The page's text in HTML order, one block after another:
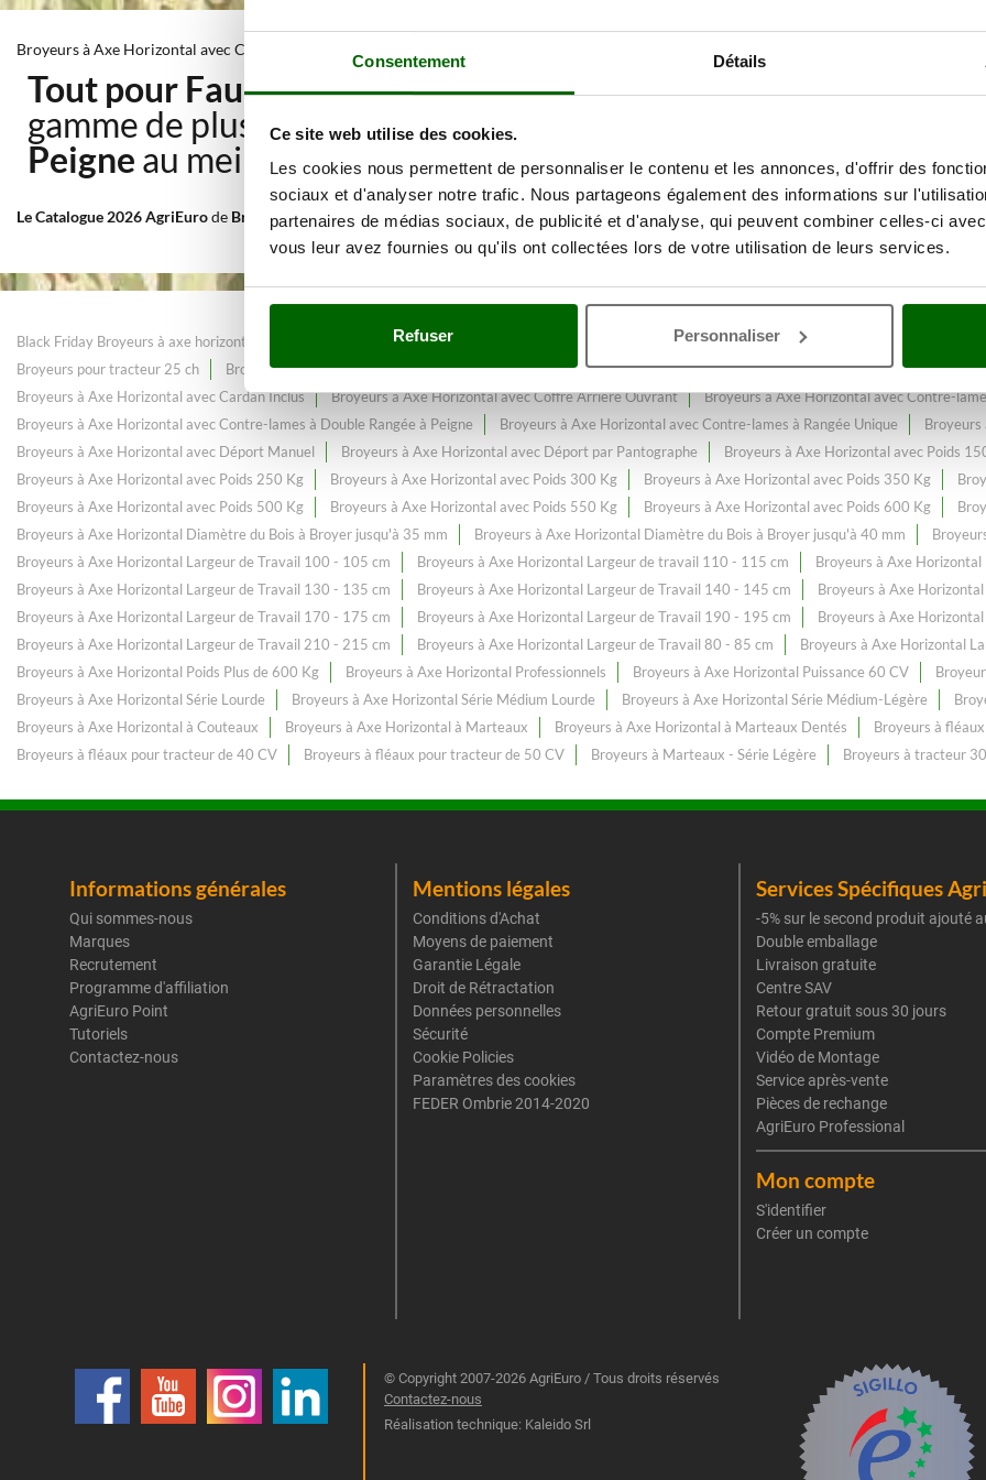
Consentement Détails
Ce site web utilise des cookies.
Les cookies nous permettent de personnaliser le contenu et les annonces, d'offrir des
sociaux et d'analyser notre trafic. Nous partageons également des informations sur
partenaires de médias sociaux, de publicité et d'analyse, qui peuvent combiner celles-ci
vous leur avez fournies ou qu'ils ont collectées lors de votre utilisation de leurs services.
Refuser Personnaliser
Broyeurs à Axe Horizontal avec Contre-lames à Double Rangée à Peigne
Tout pour Fauchage et Tonte des espaces verts – Machines
gamme de plus de 287Broyeurs à Axe Horizontal avec
Peigne au meilleur prix web.
Le Catalogue 2026 AgriEurode Broyeurs à Axe Horizontal avec Contre-lames à Double Rangée à Peigne, constamment enrichi et mis à jour.
Black Friday Broyeurs à axe horizontal Broyeur pour tracteur avec disque inter-rangs Broyeurs pour tracteur 60 ch Broyeurs légers pour petits
Broyeurs pour tracteur 25 ch
Broyeurs pour tracteur 35 ch Broyeurs pour tracteur 45 ch Broyeurs pour tracteur 70 CV Broyeurs pour
Broyeurs à Axe Horizontal avec Cardan Inclus
Broyeurs à Axe Horizontal avec Coffre Arrière Ouvrant
Broyeurs à Axe Horizontal avec Contre-
Broyeurs à Axe Horizontal avec Contre-lames à Double Rangée à Peigne
Broyeurs à Axe Horizontal avec Contre-lames à Rangée Unique
Broyeurs
Broyeurs à Axe Horizontal avec Déport Manuel
Broyeurs à Axe Horizontal avec Déport par Pantographe Broyeurs à Axe Horizontal avec Poids
Broyeurs à Axe Horizontal avec Poids 250 Kg
Broyeurs à Axe Horizontal avec Poids 300 Kg Broyeurs à Axe Horizontal avec Poids 350 Kg
Broyeurs à Axe Horizontal avec Poids 500 Kg
Broyeurs à Axe Horizontal avec Poids 550 Kg Broyeurs à Axe Horizontal avec Poids 600 Kg
Broyeurs à Axe Horizontal Diamètre du Bois à Broyer jusqu'à 35 mm
Broyeurs à Axe Horizontal Diamètre du Bois à Broyer jusqu'à 40 mm
Broyeurs à Axe Horizontal Largeur de Travail 100 - 105 cm
Broyeurs à Axe Horizontal Largeur de travail 110 - 115 cm
Broyeurs à Axe
Broyeurs à Axe Horizontal Largeur de Travail 130 - 135 cm
Broyeurs à Axe Horizontal Largeur de Travail 140 - 145 cm
Broyeurs à Axe
Broyeurs à Axe Horizontal Largeur de Travail 170 - 175 cm
Broyeurs à Axe Horizontal Largeur de Travail 190 - 195 cm
Broyeurs à Axe
Broyeurs à Axe Horizontal Largeur de Travail 210 - 215 cm
Broyeurs à Axe Horizontal Largeur de Travail 80 - 85 cm
Broyeurs à Axe Horizontal
Broyeurs à Axe Horizontal Poids Plus de 600 Kg
Broyeurs à Axe Horizontal Professionnels Broyeurs à Axe Horizontal Puissance 60 CV
Broyeurs à Axe Horizontal Série Lourde
Broyeurs à Axe Horizontal Série Médium Lourde Broyeurs à Axe Horizontal Série Médium-Légère
Broyeurs à Axe Horizontal à Couteaux
Broyeurs à Axe Horizontal à Marteaux Broyeurs à Axe Horizontal à Marteaux Dentés Broyeurs à
Broyeurs à fléaux pour tracteur de 40 CV
Broyeurs à fléaux pour tracteur de 50 CV Broyeurs à Marteaux - Série Légère Broyeurs à tracteur
Informations générales
Qui sommes-nous
Marques
Recrutement
Programme d'affiliation
AgriEuro Point
Tutoriels
Contactez-nous
Mentions légales
Conditions d'Achat
Moyens de paiement
Garantie Légale
Droit de Rétractation
Données personnelles
Sécurité
Cookie Policies
Paramètres des cookies
FEDER Ombrie 2014-2020
Services Spécifiques
-5% sur le second produit ajouté
Double emballage
Livraison gratuite
Centre SAV
Retour gratuit sous 30 jours
Compte Premium
Vidéo de Montage
Service après-vente
Pièces de rechange
AgriEuro Professional
Mon compte
S'identifier
Créer un compte
© Copyright 2007-2026 AgriEuro / Tous droits réservés
Contactez-nous
Réalisation technique: Kaleido Srl